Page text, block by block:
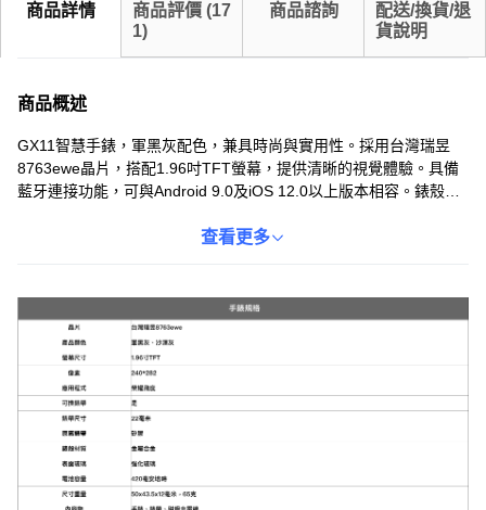
商品詳情 商品評價 (17
1)
商品諮詢
配送/換貨/退
貨說明
商品概述
GX11智慧手錶，軍黑灰配色，兼具時尚與實用性。採用台灣瑞昱
8763ewe晶片，搭配1.96吋TFT螢幕，提供清晰的視覺體驗。具備
藍牙連接功能，可與Android 9.0及iOS 12.0以上版本相容。錶殼採
安培時，日常使用模式下可持續7-10天，待機時間更長達50天。此
查看更多